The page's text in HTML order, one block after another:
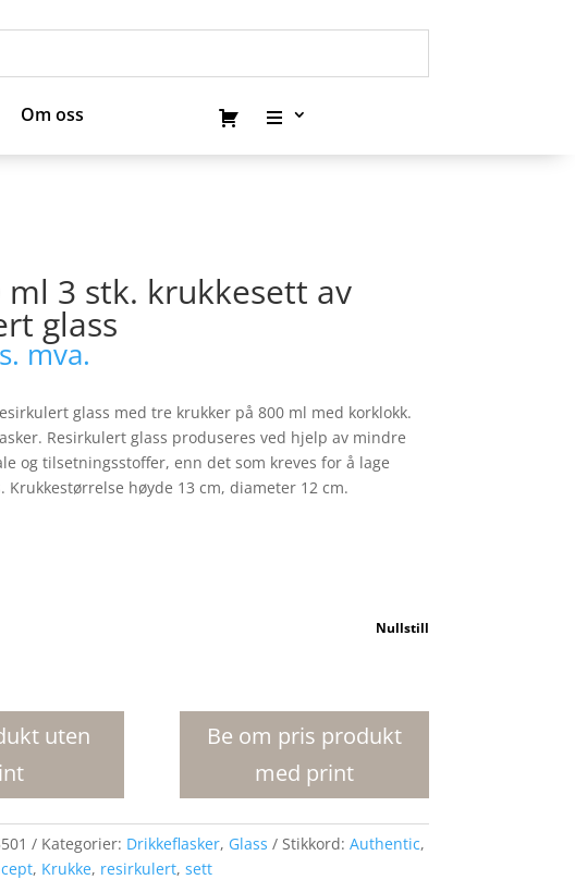
Om oss
Om oss
ml 3 stk. krukkesett av
glass
mva.
glass med tre krukker på 800 ml med korklokk.
Resirkulert glass produseres ved hjelp av mindre
og tilsetningsstoffer, enn det som kreves for å lage
Krukkestørrelse høyde 13 cm, diameter 12 cm.
Nullstill
uten
Be om pris produkt
med print
Kategorier: Drikkeflasker, Glass Stikkord: Authentic,
, Krukke, resirkulert, sett